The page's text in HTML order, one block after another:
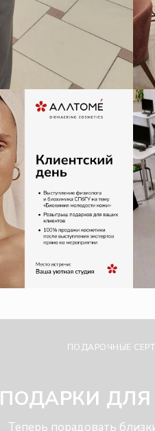
Теперь порадовать
ПОДАРОЧНЫЕ
ПОДАРКИ